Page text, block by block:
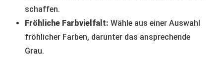
schaffen.
Fröhliche Farbvielfalt: Wähle aus einer Auswahl
fröhlicher Farben, darunter das ansprechende
Grau.